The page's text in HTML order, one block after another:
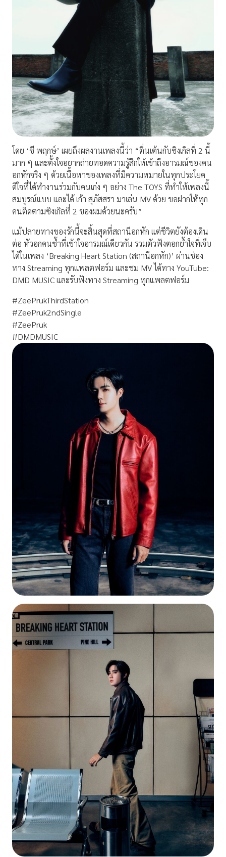
โดย ‘ซี พฤกษ์’ เผยถึงผลงานเพลงนี้ว่า “ตื่นเต้นกับซิงเกิลที่ 2 นี้
มาก ๆ และตั้งใจอยากถ่ายทอดความรู้สึกให้เข้าถึงอารมณ์ของคน
อกหักจริง ๆ ด้วยเนื้อหาของเพลงที่มีความหมายในทุกประโยค
ดีใจที่ได้ทำงานร่วมกับคนเก่ง ๆ อย่าง The TOYS ที่ทำให้เพลงนี้
สมบูรณ์แบบ และได้ เก้า สุภัสสรา มาเล่น MV ด้วย ขอฝากให้ทุก
คนติดตามซิงเกิลที่ 2 ของผมด้วยนะครับ”
แม้ปลายทางของรักนี้จะสิ้นสุดที่สถานีอกหัก แต่ชีวิตยังต้องเดิน
ต่อ หัวอกคนช้ำที่เข้าใจอารมณ์เดียวกัน รวมตัวฟังตอกย้ำใจที่เจ็บ
ได้ในเพลง ‘Breaking Heart Station (สถานีอกหัก)’ ผ่านช่อง
ทาง Streaming ทุกแพลตฟอร์ม และชม MV ได้ทาง YouTube:
DMD MUSIC และรับฟังทาง Streaming ทุกแพลตฟอร์ม
#ZeePrukThirdStation
#ZeePruk2ndSingle
#ZeePruk
#DMDMUSIC